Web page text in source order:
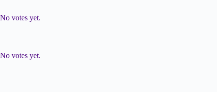
No votes yet.
No votes yet.